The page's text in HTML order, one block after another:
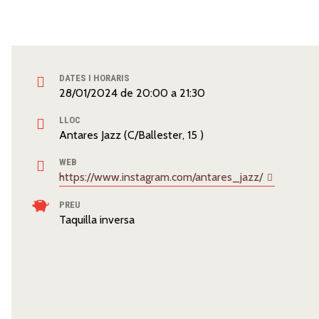
DATES I HORARIS
28/01/2024 de 20:00 a 21:30
LLOC
Antares Jazz (C/Ballester, 15 )
WEB
https://www.instagram.com/antares_jazz/
PREU
Taquilla inversa